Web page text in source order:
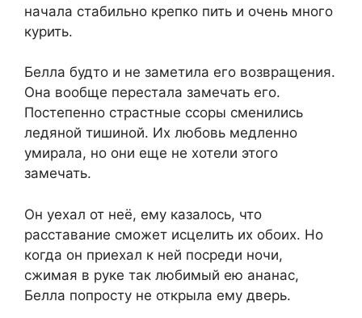
начала стабильно крепко пить и очень много
курить.
Белла будто и не заметила его возвращения.
Она вообще перестала замечать его.
Постепенно страстные ссоры сменились
ледяной тишиной. Их любовь медленно
умирала, но они еще не хотели этого
замечать.
Он уехал от неё, ему казалось, что
расставание сможет исцелить их обоих. Но
когда он приехал к ней посреди ночи,
сжимая в руке так любимый ею ананас,
Белла попросту не открыла ему дверь.